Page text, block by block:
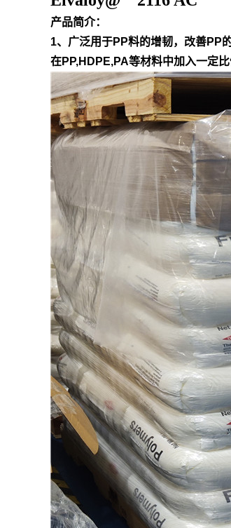
产品简介：
1、广泛用于PP料的增韧，改善PP
在PP,HDPE,PA等材料中加入一定